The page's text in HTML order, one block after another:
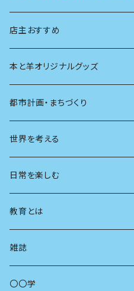
生物
創元社 シリーズ「あいだで考える」
店主おすすめ
本と羊オリジナルグッズ
都市計画・まちづくり
都市
地方
まちづくり
コミュニティ
商いとは
世界を考える
思想
日常を楽しむ
教育とは
雑誌
母の友
〇〇学